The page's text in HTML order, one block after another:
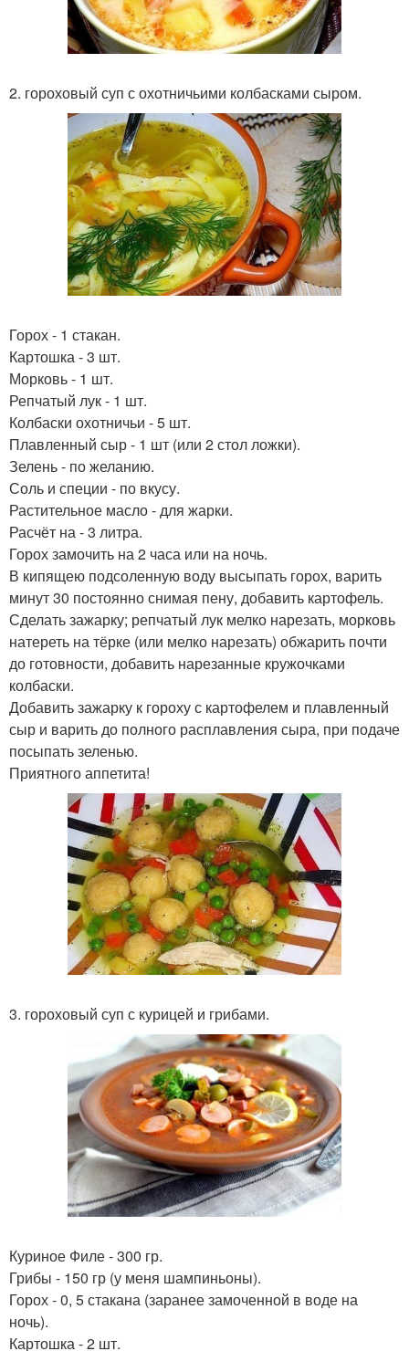
2. гороховый суп с охотничьими колбасками сыром.
Горох - 1 стакан.
Картошка - 3 шт.
Морковь - 1 шт.
Репчатый лук - 1 шт.
Колбаски охотничьи - 5 шт.
Плавленный сыр - 1 шт (или 2 стол ложки).
Зелень - по желанию.
Соль и специи - по вкусу.
Растительное масло - для жарки.
Расчёт на - 3 литра.
Горох замочить на 2 часа или на ночь.
В кипящею подсоленную воду высыпать горох, варить
минут 30 постоянно снимая пену, добавить картофель.
Сделать зажарку; репчатый лук мелко нарезать, морковь
натереть на тёрке (или мелко нарезать) обжарить почти
до готовности, добавить нарезанные кружочками
колбаски.
Добавить зажарку к гороху с картофелем и плавленный
сыр и варить до полного расплавления сыра, при подаче
посыпать зеленью.
Приятного аппетита!
3. гороховый суп с курицей и грибами.
Куриное Филе - 300 гр.
Грибы - 150 гр (у меня шампиньоны).
Горох - 0, 5 стакана (заранее замоченной в воде на
ночь).
Картошка - 2 шт.